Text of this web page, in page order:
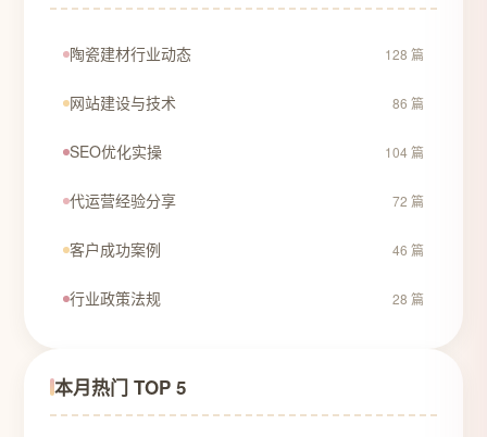
陶瓷建材行业动态 128 篇
网站建设与技术 86 篇
SEO优化实操 104 篇
代运营经验分享 72 篇
客户成功案例 46 篇
行业政策法规 28 篇
本月热门 TOP 5